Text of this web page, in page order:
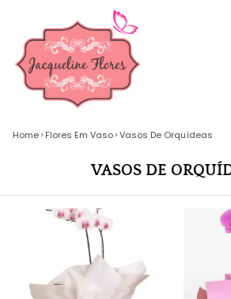
Home Flores Em Vaso Vasos De Orquídeas
VASOS DE